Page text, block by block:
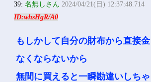
39:名無しさん 2024/04/21(日) 12:37:48.714
ID:whsHgR/A0
もしかして自分の財布から直接金
なくならないから
無間に買えると一瞬勘違いしちゃ